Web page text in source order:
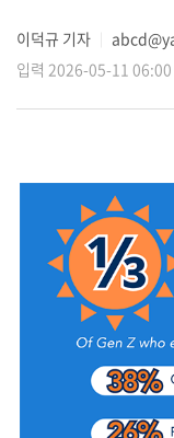
이덕규 기자
입력 2026-05-11